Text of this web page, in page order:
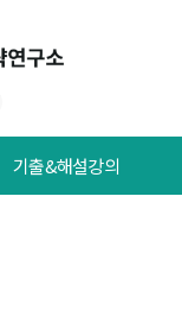
기출&해설강의